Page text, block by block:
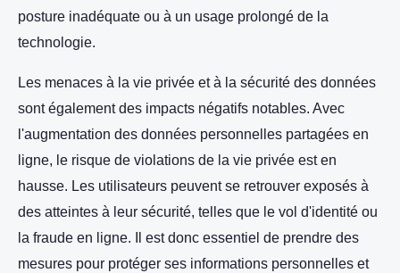
posture inadéquate ou à un usage prolongé de la
technologie.
Les menaces à la vie privée et à la sécurité des données
sont également des impacts négatifs notables. Avec
l'augmentation des données personnelles partagées en
ligne, le risque de violations de la vie privée est en
hausse. Les utilisateurs peuvent se retrouver exposés à
des atteintes à leur sécurité, telles que le vol d'identité ou
la fraude en ligne. Il est donc essentiel de prendre des
mesures pour protéger ses informations personnelles et